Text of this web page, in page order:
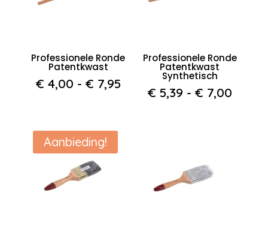
Professionele Ronde
Patentkwast
€ 4,00 - € 7,95Prijsklasse:
€ 4,00
Professionele Ronde
Patentkwast
Synthetisch
€ 5,39 - € 7,00
Aanbieding!